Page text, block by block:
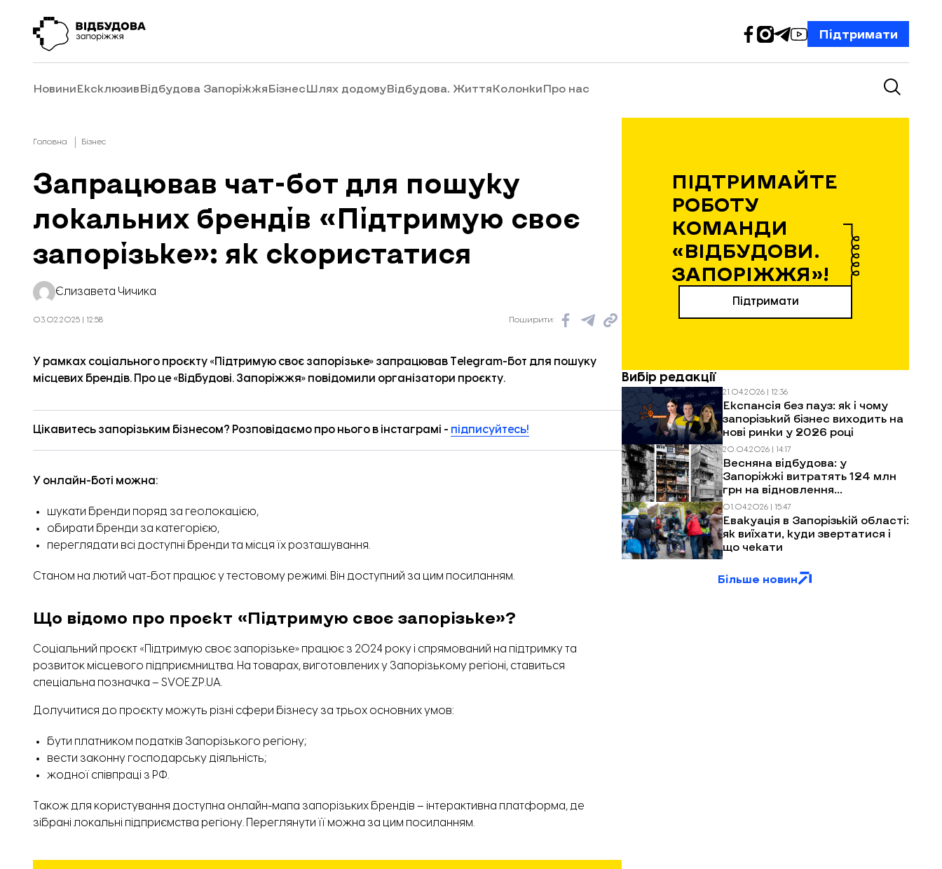
Підтримати
НовиниЕксклюзивВідбудова ЗапоріжжяБізнесШлях додомуВідбудова. ЖиттяКолонкиПро нас
Головна Бізнес
Запрацював чат-бот для пошуку
локальних брендів «Підтримую своє
запорізьке»: як скористатися
Єлизавета Чичика
03.02.2025 | 12:58 Поширити:
У рамках соціального проєкту «Підтримую своє запорізьке» запрацював Telegram-бот для пошуку
місцевих брендів. Про це «Відбудові. Запоріжжя» повідомили організатори проєкту.
Цікавитесь запорізьким бізнесом? Розповідаємо про нього в інстаграмі - підписуйтесь!
У онлайн-боті можна:
шукати бренди поряд за геолокацією,
обирати бренди за категорією,
переглядати всі доступні бренди та місця їх розташування.
Станом на лютий чат-бот працює у тестовому режимі. Він доступний за цим посиланням.
Що відомо про проєкт «Підтримую своє запорізьке»?
Соціальний проєкт «Підтримую своє запорізьке» працює з 2024 року і спрямований на підтримку та
розвиток місцевого підприємництва. На товарах, виготовлених у Запорізькому регіоні, ставиться
спеціальна позначка – SVOE.ZP.UA.
Долучитися до проєкту можуть різні сфери бізнесу за трьох основних умов:
бути платником податків Запорізького регіону;
вести законну господарську діяльність;
жодної співпраці з РФ.
Також для користування доступна онлайн-мапа запорізьких брендів – інтерактивна платформа, де
зібрані локальні підприємства регіону. Переглянути її можна за цим посиланням.
ПІДТРИМАЙТЕ
РОБОТУ
КОМАНДИ
«ВІДБУДОВИ.
ЗАПОРІЖЖЯ»!
Підтримати
Вибір редакції
21.04.2026 | 12:36
Експансія без пауз: як і чому
запорізький бізнес виходить на
нові ринки у 2026 році
20.04.2026 | 14:17
Весняна відбудова: у
Запоріжжі витратять 124 млн
грн на відновлення
багатоповерхівок після
обстрілів
01.04.2026 | 15:47
Евакуація в Запорізькій області:
як виїхати, куди звертатися і
що чекати
Більше новин